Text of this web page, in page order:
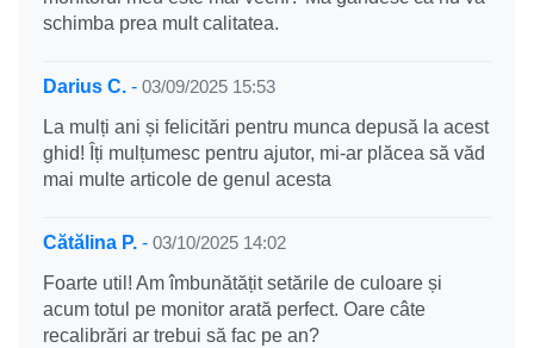
schimba prea mult calitatea.
Darius C. - 03/09/2025 15:53
La mulți ani și felicitări pentru munca depusă la acest
ghid! Îți mulțumesc pentru ajutor, mi-ar plăcea să văd
mai multe articole de genul acesta
Cătălina P. - 03/10/2025 14:02
Foarte util! Am îmbunătățit setările de culoare și
acum totul pe monitor arată perfect. Oare câte
recalibrări ar trebui să fac pe an?